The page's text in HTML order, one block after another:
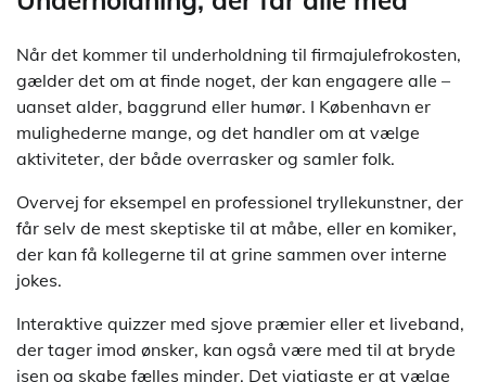
Når det kommer til underholdning til firmajulefrokosten,
gælder det om at finde noget, der kan engagere alle –
uanset alder, baggrund eller humør. I København er
mulighederne mange, og det handler om at vælge
aktiviteter, der både overrasker og samler folk.
Overvej for eksempel en professionel tryllekunstner, der
får selv de mest skeptiske til at måbe, eller en komiker,
der kan få kollegerne til at grine sammen over interne
jokes.
Interaktive quizzer med sjove præmier eller et liveband,
der tager imod ønsker, kan også være med til at bryde
isen og skabe fælles minder. Det vigtigste er at vælge